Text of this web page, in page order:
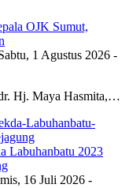
OJK Sumut,
1 Agustus 2026 -
Hj. Maya Hasmita,…
Labuhanbatu 2023
16 Juli 2026 -